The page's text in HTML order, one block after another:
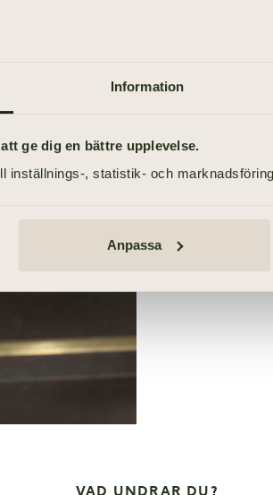
Information
ge dig en bättre upplevelse.
inställnings-, statistik- och
Anpassa
Så
planerat. Har
att förbereda
Så går en
Barn på
VAD UNDRAR DU?